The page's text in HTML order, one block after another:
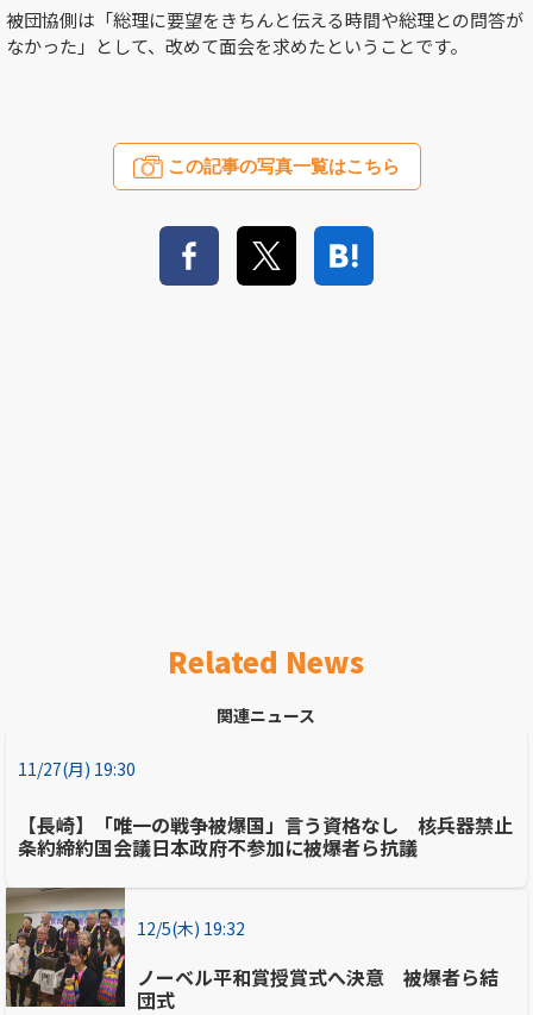
被団協側は「総理に要望をきちんと伝える時間や総理との問答が
なかった」として、改めて面会を求めたということです。
この記事の写真一覧はこちら
Related News
関連ニュース
11/27(月) 19:30
【長崎】「唯一の戦争被爆国」言う資格なし 核兵器禁止
条約締約国会議日本政府不参加に被爆者ら抗議
12/5(木) 19:32
ノーベル平和賞授賞式へ決意 被爆者ら結
団式